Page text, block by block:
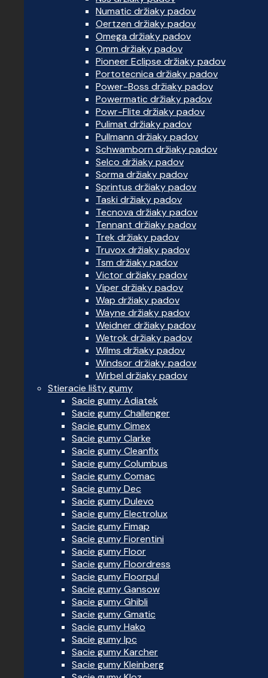
Numatic držiaky padov
Oertzen držiaky padov
Omega držiaky padov
Omm držiaky padov
Pioneer Eclipse držiaky padov
Portotecnica držiaky padov
Power-Boss držiaky padov
Powermatic držiaky padov
Powr-Flite držiaky padov
Pulimat držiaky padov
Pullmann držiaky padov
Schwamborn držiaky padov
Selco držiaky padov
Sorma držiaky padov
Sprintus držiaky padov
Taski držiaky padov
Tecnova držiaky padov
Tennant držiaky padov
Trek držiaky padov
Truvox držiaky padov
Tsm držiaky padov
Victor držiaky padov
Viper držiaky padov
Wap držiaky padov
Wayne držiaky padov
Weidner držiaky padov
Wetrok držiaky padov
Wilms držiaky padov
Windsor držiaky padov
Wirbel držiaky padov
Stieracie lišty gumy
Sacie gumy Adiatek
Sacie gumy Challenger
Sacie gumy Cimex
Sacie gumy Clarke
Sacie gumy Cleanfix
Sacie gumy Columbus
Sacie gumy Comac
Sacie gumy Dec
Sacie gumy Dulevo
Sacie gumy Electrolux
Sacie gumy Fimap
Sacie gumy Fiorentini
Sacie gumy Floor
Sacie gumy Floordress
Sacie gumy Floorpul
Sacie gumy Gansow
Sacie gumy Ghibli
Sacie gumy Gmatic
Sacie gumy Hako
Sacie gumy Ipc
Sacie gumy Karcher
Sacie gumy Kleinberg